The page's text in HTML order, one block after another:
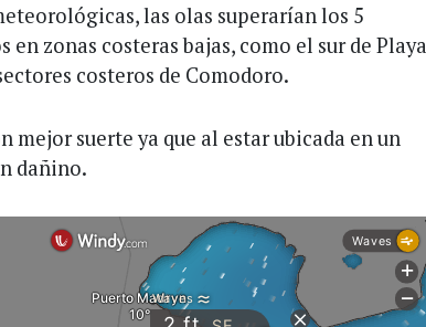
las olas superarían los 5
en zonas costeras bajas, como el sur de Playa
costeros de Comodoro.
mejor suerte ya que al estar ubicada en un
dañino.